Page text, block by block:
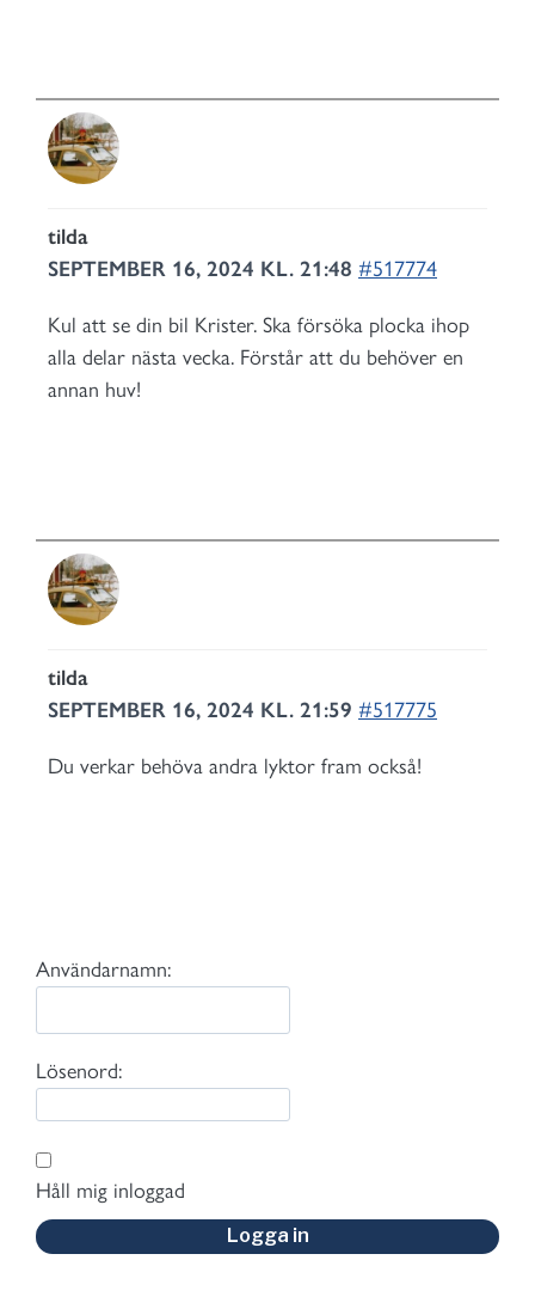
tilda
SEPTEMBER 16, 2024 KL. 21:48 #517774
Kul att se din bil Krister. Ska försöka plocka ihop
alla delar nästa vecka. Förstår att du behöver en
annan huv!
tilda
SEPTEMBER 16, 2024 KL. 21:59 #517775
Du verkar behöva andra lyktor fram också!
Användarnamn:
Lösenord:
Håll mig inloggad
Logga in